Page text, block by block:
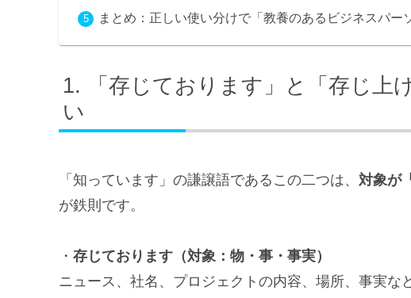
まとめ：正しい使い分けで「教養のあるビジネスパー
「存じております」と「存じ上
い
「知っています」の謙譲語であるこの二つは、 対象が
が鉄則です。
・ 存じております（対象：物・事・事実）
ニュース、社名、プロジェクトの内容、場所、事実な